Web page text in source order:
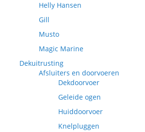
Helly Hansen
Gill
Musto
Magic Marine
Dekuitrusting
Afsluiters en doorvoeren
Dekdoorvoer
Geleide ogen
Huiddoorvoer
Knelpluggen